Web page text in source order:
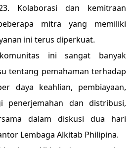
Kolaborasi dan kemitraan
mitra yang memiliki
ini terus diperkuat.
ini sangat banyak
tentang pemahaman terhadap
daya keahlian, pembiayaan,
penerjemahan dan distribusi,
dalam diskusi dua hari
Lembaga Alkitab Philipina.